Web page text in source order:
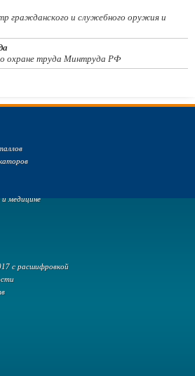
гражданского и служебного оружия и
охране труда Минтруда РФ
и медицине
с расшифровкой